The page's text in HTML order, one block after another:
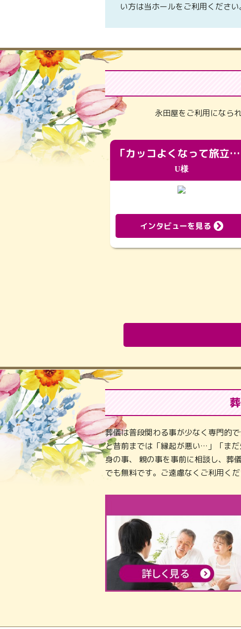
い方は当ホールをご利用ください
永田屋をご利用になら
「カッコよくなって旅立っていってくれました（笑）もっとカッコいいって言ってあげればよかったな」
U様
インタビューを見る
葬儀は普段関わる事が少なく専門的
と昔前までは「縁起が悪い…」「ま
身の事、 親の事を事前に相談し、葬
でも無料です。ご遠慮なくご利用くだ